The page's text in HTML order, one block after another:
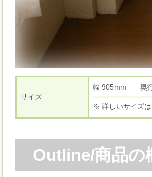
サイズ
幅 905mm 奥
※ 詳しいサイズは
Outline/商品の